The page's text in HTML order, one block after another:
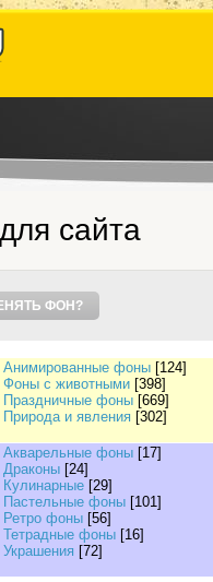
сайта
ФОН?
Анимированные фоны [124]
Фоны с животными [398]
Праздничные фоны [669]
Природа и явления [302]
Акварельные фоны [17]
Драконы [24]
Кулинарные [29]
Пастельные фоны [101]
Ретро фоны [56]
Тетрадные фоны [16]
Украшения [72]